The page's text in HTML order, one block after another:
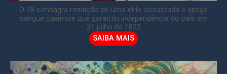
O 28 consagra rendição de uma elite assustada e apaga
sangue caxiense que garantiu independência do país em
31 julho de 1823
SAIBA MAIS